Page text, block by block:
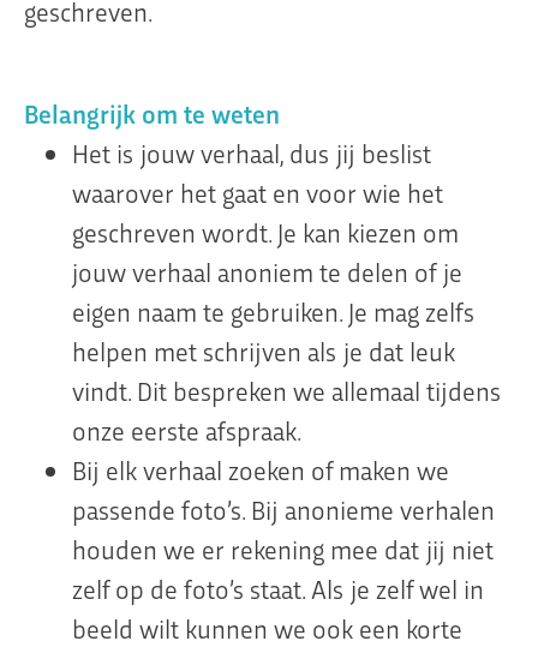
geschreven.
Belangrijk om te weten
Het is jouw verhaal, dus jij beslist
waarover het gaat en voor wie het
geschreven wordt. Je kan kiezen om
jouw verhaal anoniem te delen of je
eigen naam te gebruiken. Je mag zelfs
helpen met schrijven als je dat leuk
vindt. Dit bespreken we allemaal tijdens
onze eerste afspraak.
Bij elk verhaal zoeken of maken we
passende foto’s. Bij anonieme verhalen
houden we er rekening mee dat jij niet
zelf op de foto’s staat. Als je zelf wel in
beeld wilt kunnen we ook een korte